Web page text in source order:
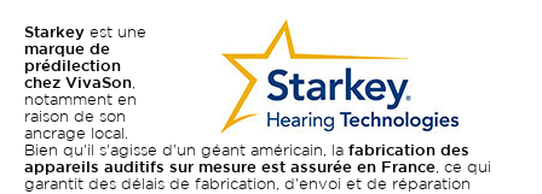
Starkey est une
marque de
prédilection
chez VivaSon
notamment en
raison de son
ancrage local.
Bien qu'il s'agisse d'un géant américain, la fabrication des
appareils auditifs sur mesure est assurée en France , ce qui
garantit des délais de fabrication, d'envoi et de réparation